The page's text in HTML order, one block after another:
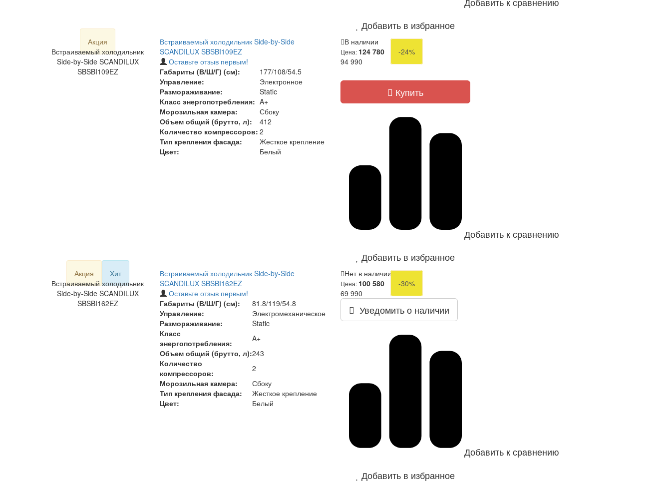
Добавить в избранное
Акция
Встраиваемый холодильник
Side-by-Side SCANDILUX
SBSBI109EZ
Встраиваемый холодильник Side-by-Side
SCANDILUX SBSBI109EZ
Оставьте отзыв первым!
Габариты (В/Ш/Г) (см):
177/108/54.5
Управление:
Электронное
Размораживание:
Static
Класс энергопотребления: A+
Морозильная камера:
Сбоку
Объем общий (брутто, л):
412
Количество компрессоров: 2
Тип крепления фасада:
Жесткое крепление
Цвет:
Белый
В наличии
Цена: 124 780
-24%
94 990
Купить
Добавить к сравнению
Добавить в избранное
Акция
Хит
Встраиваемый холодильник
Side-by-Side SCANDILUX
SBSBI162EZ
Встраиваемый холодильник Side-by-Side
SCANDILUX SBSBI162EZ
Оставьте отзыв первым!
Габариты (В/Ш/Г) (см):
81.8/119/54.8
Управление:
Электромеханическое
Размораживание:
Static
Класс
энергопотребления:
A+
Объем общий (брутто, л):243
Количество
компрессоров:
2
Морозильная камера:
Сбоку
Тип крепления фасада:
Жесткое крепление
Цвет:
Белый
Нет в наличии
Цена: 100 580
-30%
69 990
Уведомить о наличии
Добавить к сравнению
Добавить в избранное